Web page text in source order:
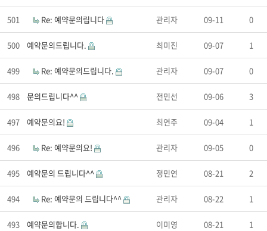
501 Re: 예약문의립니다 관리자 09-11 0
500 예약문의드립니다. 최미진 09-07 1
499 Re: 예약문의드립니다. 관리자 09-07 0
498 문의드립니다^^ 전민선 09-06 3
497 예약문의요! 최연주 09-04 1
496 Re: 예약문의요! 관리자 09-05 0
495 예약문의 드립니다^^ 정민연 08-21 2
494 Re: 예약문의 드립니다^^ 관리자 08-22 1
493 예약문의합니다. 이미영 08-21 1